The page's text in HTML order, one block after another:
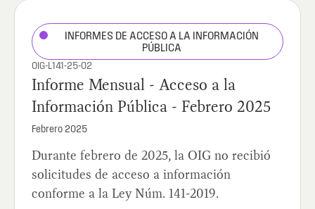
INFORMES DE ACCESO A LA INFORMACIÓN
PÚBLICA
OIG-L141-25-02
Informe Mensual - Acceso a la
Información Pública - Febrero 2025
Febrero 2025
Durante febrero de 2025, la OIG no recibió
solicitudes de acceso a información
conforme a la Ley Núm. 141-2019.